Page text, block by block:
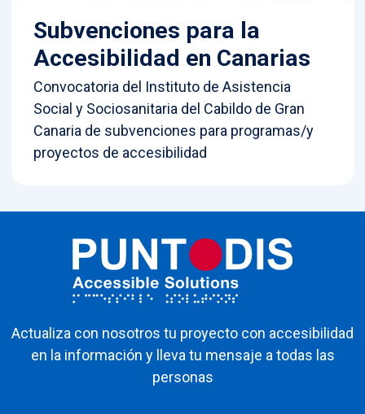
Subvenciones para la
Accesibilidad en Canarias
Convocatoria del Instituto de Asistencia
Social y Sociosanitaria del Cabildo de Gran
Canaria de subvenciones para programas/y
proyectos de accesibilidad
Actualiza con nosotros tu proyecto con accesibilidad
en la información y lleva tu mensaje a todas las
personas